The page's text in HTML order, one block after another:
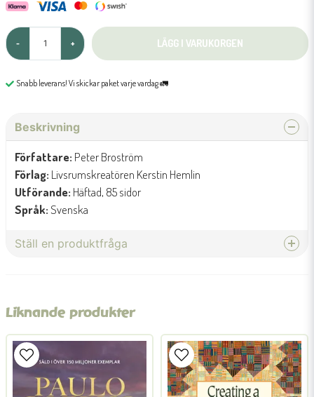
- + LÄGG I VARUKORGEN
Snabb leverans! Vi skickar paket varje vardag 🚛
Beskrivning
Författare: Peter Broström
Förlag: Livsrumskreatören Kerstin Hemlin
Utförande: Häftad, 85 sidor
Språk:Svenska
Ställ en produktfråga
name
Namn
Liknande produkter